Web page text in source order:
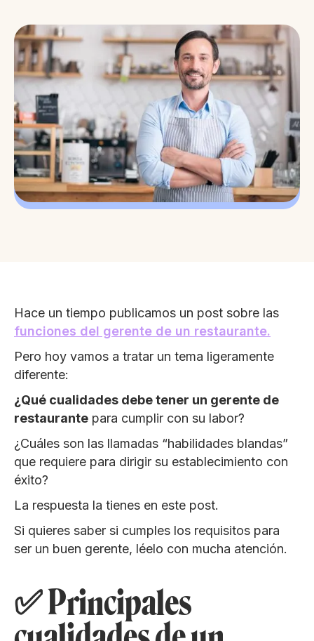
Hace un tiempo publicamos un post sobre las
funciones del gerente de un restaurante.
Pero hoy vamos a tratar un tema ligeramente
diferente:
¿Qué cualidades debe tener un gerente de
restaurante para cumplir con su labor?
¿Cuáles son las llamadas “habilidades blandas”
que requiere para dirigir su establecimiento con
éxito?
La respuesta la tienes en este post.
Si quieres saber si cumples los requisitos para
ser un buen gerente, léelo con mucha atención.
✅ Principales